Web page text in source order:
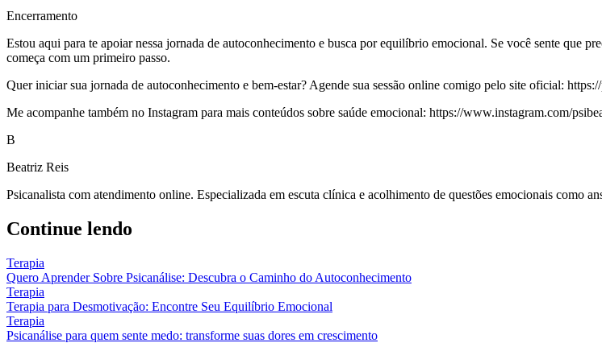
Encerramento
Estou aqui para te apoiar nessa jornada de autoconhecimento e busca por equilíbrio emocional. Se você sente que
começa com um primeiro passo.
Quer iniciar sua jornada de autoconhecimento e bem-estar? Agende sua sessão online comigo pelo site oficial:
Me acompanhe também no Instagram para mais conteúdos sobre saúde emocional: https://www.instagram.com/
B
Beatriz Reis
Psicanalista com atendimento online. Especializada em escuta clínica e acolhimento de questões emocionais como
Continue lendo
Terapia
Quero Aprender Sobre Psicanálise: Descubra o Caminho do Autoconhecimento
Terapia
Terapia para Desmotivação: Encontre Seu Equilíbrio Emocional
Terapia
Psicanálise para quem sente medo: transforme suas dores em crescimento